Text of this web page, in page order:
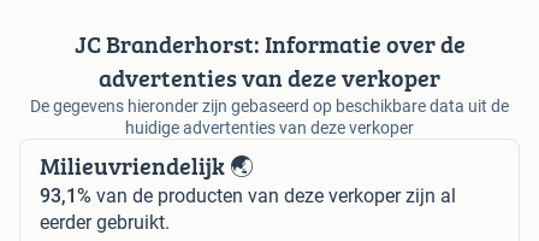
JC Branderhorst: Informatie over de
advertenties van deze verkoper
De gegevens hieronder zijn gebaseerd op beschikbare data uit de
huidige advertenties van deze verkoper
Milieuvriendelijk 🌏
93,1% van de producten van deze verkoper zijn al
eerder gebruikt.